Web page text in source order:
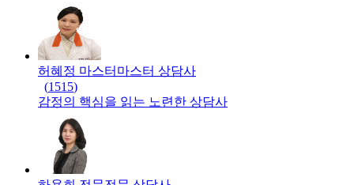
허혜정 마스터 마스터 상담사
(1515)
감정의 핵심을 읽는 노련한 상담사